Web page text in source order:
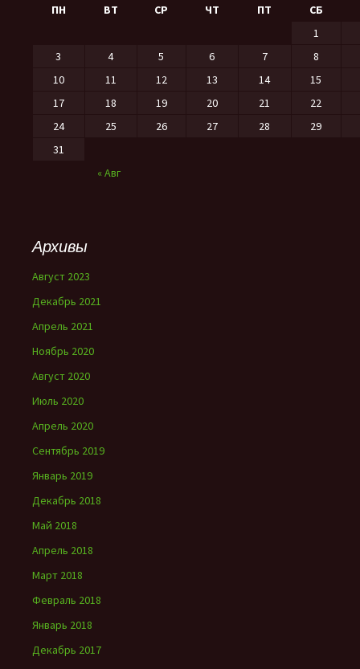
ПН
ВТ СР ЧТ ПТ СБ
« Авг
1
3
4 5 6 7
8
10
11 12 13 14
15
17
18 19 20 21
22
24
25 26 27 28
29
31
Архивы
Август 2023
Декабрь 2021
Апрель 2021
Ноябрь 2020
Август 2020
Июль 2020
Апрель 2020
Сентябрь 2019
Январь 2019
Декабрь 2018
Май 2018
Апрель 2018
Март 2018
Февраль 2018
Январь 2018
Декабрь 2017